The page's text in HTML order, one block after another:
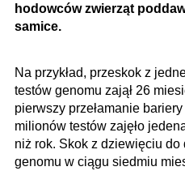
hodowców zwierząt
samice.
Na przykład, przeskok z
testów genomu zajął 26
pierwszy przełamanie
milionów testów zajęło
niż rok. Skok z dziewięciu
genomu w ciągu siedmiu